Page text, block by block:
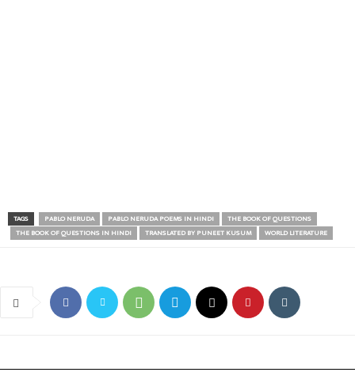
TAGS PABLO NERUDA PABLO NERUDA POEMS IN HINDI
THE BOOK OF QUESTIONS
THE BOOK OF QUESTIONS IN HINDI
TRANSLATED BY PUNEET KUSUM WORLD LITERATURE